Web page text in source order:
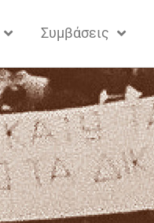
Συμβάσεις